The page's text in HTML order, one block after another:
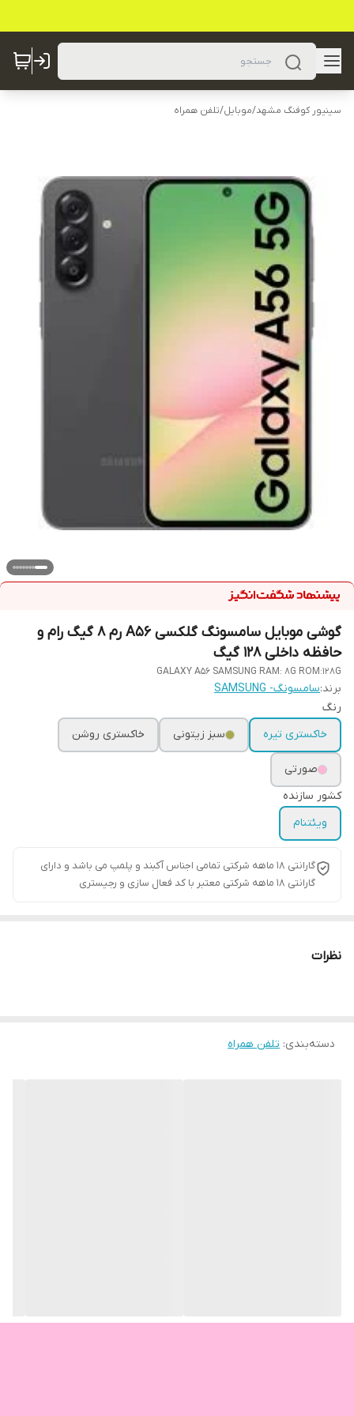
سینیور کوفنگ مشهد/موبایل/تلفن همراه
گوشی موبایل سامسونگ گلکسی A56 رم 8 گیگ رام و
حافظه داخلی 128 گیگ
GALAXY A56 SAMSUNG RAM: 8G ROM:128G
برند:سامسونگ- SAMSUNG
رنگ
خاکستری تیره
سبز زیتونی خاکستری روشن
صورتی
کشور سازنده
ویئتنام
گارانتی ۱۸ ماهه شرکتی تمامی اجناس آکبند و پلمپ می باشد و دارای
گارانتی ۱۸ ماهه شرکتی معتبر با کد فعال سازی و رجیستری
نظرات
دسته‌بندی: تلفن همراه